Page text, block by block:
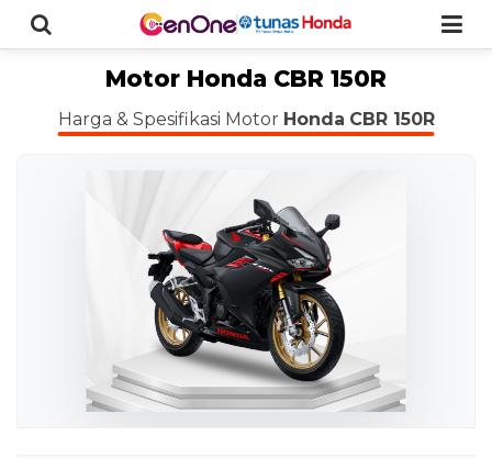
Motor Honda CBR 150R
Harga & Spesifikasi Motor Honda CBR 150R